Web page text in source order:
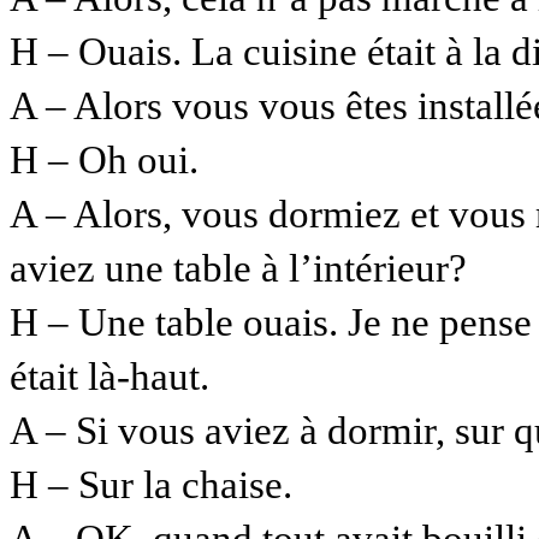
H – Ouais. La cuisine était à la
A – Alors vous vous êtes
H – Oh oui.
A – Alors, vous dormiez et vous
aviez une table à l’intérieur?
H – Une table ouais. Je ne
était là-haut.
A – Si vous aviez à dormir, sur
H – Sur la chaise.